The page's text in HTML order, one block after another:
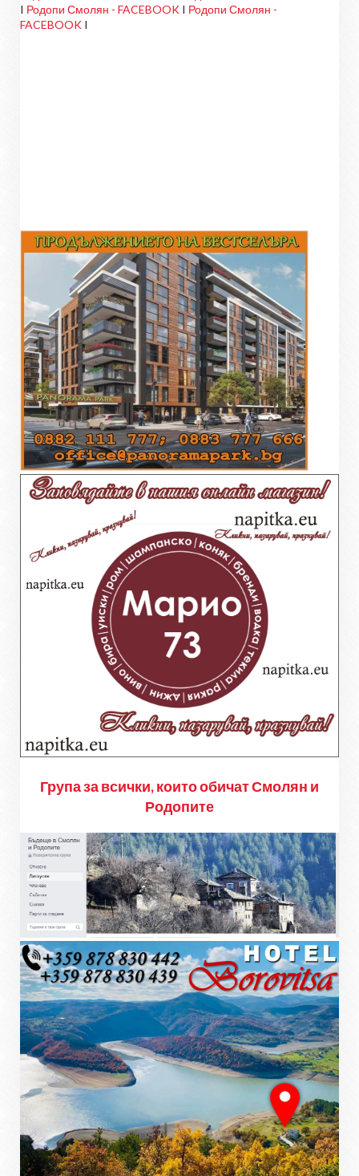
I Родопи Смолян - FACEBOOK I Родопи Смолян -
FACEBOOK I
Група за всички, които обичат Смолян и
Родопите